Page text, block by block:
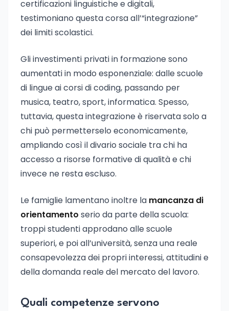
certificazioni linguistiche e digitali,
testimoniano questa corsa all’“integrazione”
dei limiti scolastici.
Gli investimenti privati in formazione sono
aumentati in modo esponenziale: dalle scuole
di lingue ai corsi di coding, passando per
musica, teatro, sport, informatica. Spesso,
tuttavia, questa integrazione è riservata solo a
chi può permetterselo economicamente,
ampliando così il divario sociale tra chi ha
accesso a risorse formative di qualità e chi
invece ne resta escluso.
Le famiglie lamentano inoltre la mancanza di
orientamento serio da parte della scuola:
troppi studenti approdano alle scuole
superiori, e poi all’università, senza una reale
consapevolezza dei propri interessi, attitudini e
della domanda reale del mercato del lavoro.
Quali competenze servono